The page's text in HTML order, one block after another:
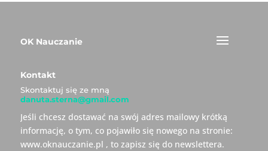
OK Nauczanie
Kontakt
Skontaktuj się ze mną
danuta.sterna@gmail.com
Jeśli chcesz dostawać na swój adres mailowy krótką
informację, o tym, co pojawiło się nowego na stronie:
www.oknauczanie.pl , to zapisz się do newslettera.